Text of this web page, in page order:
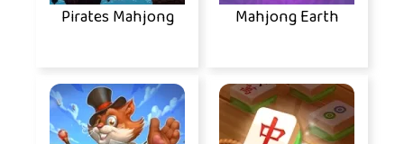
Pirates Mahjong Mahjong Earth